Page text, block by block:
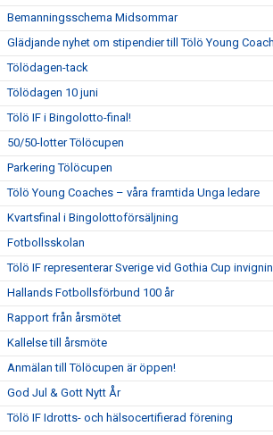
Bemanningsschema Midsommar
Glädjande nyhet om stipendier till Tölö Young
Tölödagen-tack
Tölödagen 10 juni
Tölö IF i Bingolotto-final!
50/50-lotter Tölöcupen
Parkering Tölöcupen
Tölö Young Coaches – våra framtida Unga ledare
Kvartsfinal i Bingolottoförsäljning
Fotbollsskolan
Tölö IF representerar Sverige vid Gothia Cup
Hallands Fotbollsförbund 100 år
Rapport från årsmötet
Kallelse till årsmöte
Anmälan till Tölöcupen är öppen!
God Jul & Gott Nytt År
Tölö IF Idrotts- och hälsocertifierad förening